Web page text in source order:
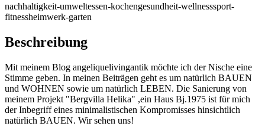
nachhaltigkeit-umweltessen-kochengesundheit-wellnesssport-
fitnessheimwerk-garten
Beschreibung
Mit meinem Blog angeliquelivingantik möchte ich der Nische eine
Stimme geben. In meinen Beiträgen geht es um natürlich BAUEN
und WOHNEN sowie um natürlich LEBEN. Die Sanierung von
meinem Projekt "Bergvilla Helika" ,ein Haus Bj.1975 ist für mich
der Inbegriff eines minimalistischen Kompromisses hinsichtlich
natürlich BAUEN. Wir sehen uns!